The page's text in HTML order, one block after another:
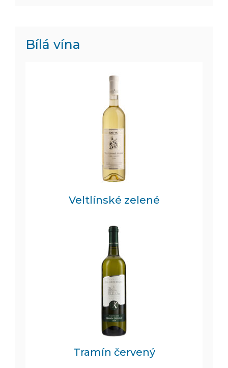
Bílá vína
Veltlínské zelené
Tramín červený